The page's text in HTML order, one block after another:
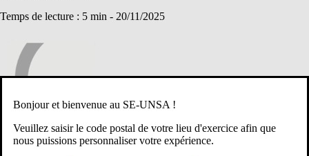
Temps de lecture : 5 min - 20/11/2025
Bonjour et bienvenue au SE-UNSA !
Veuillez saisir le code postal de votre lieu d'exercice afin que
nous puissions personnaliser votre expérience.